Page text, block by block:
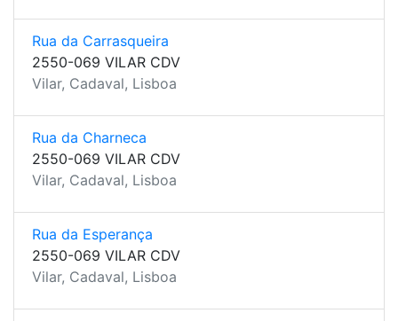
Rua da Carrasqueira
2550-069 VILAR CDV
Vilar, Cadaval, Lisboa
Rua da Charneca
2550-069 VILAR CDV
Vilar, Cadaval, Lisboa
Rua da Esperança
2550-069 VILAR CDV
Vilar, Cadaval, Lisboa